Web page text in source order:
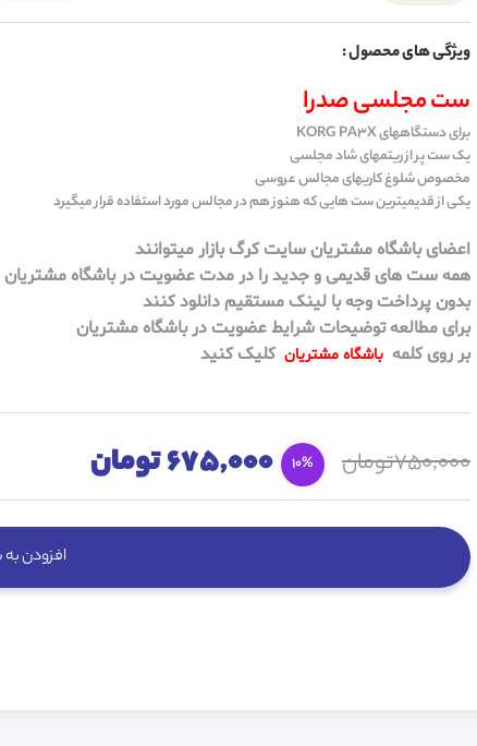
ویژگی های محصول :
ست مجلسی صدرا
برای دستگاههای KORG PA3X
یک ست پر از ریتمهای شاد مجلسی
مخصوص شلوغ کاریهای مجالس عروسی
یکی از قدیمیترین ست هایی که هنوز هم در مجالس مورد استفاده قرار میگیرد
اعضای باشگاه مشتریان سایت کرگ بازار میتوانند
همه ست های قدیمی و جدید را در مدت عضویت در باشگاه مشتریان
بدون پرداخت وجه با لینک مستقیم دانلود کنند
برای مطالعه توضیحات شرایط عضویت در باشگاه مشتریان
بر روی کلمه باشگاه مشتریان کلیک کنید
750,000تومان 10% 675,000 تومان
افزودن